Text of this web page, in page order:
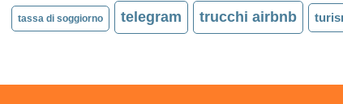
tassa di soggiorno telegram trucchi airbnb